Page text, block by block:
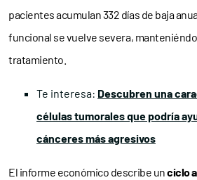
pacientes acumulan 332 días de baja
funcional se vuelve severa,
tratamiento.
Te interesa: Descubren una
células tumorales que podría
cánceres más agresivos
El informe económico describe unciclo